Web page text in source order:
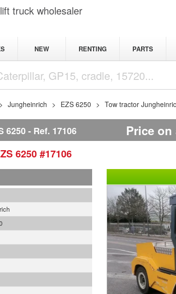
truck wholesaler
NEW RENTING PARTS
Jungheinrich EZS 6250 Tow tractor
6250 Ref. 17106 Price
6250 #17106